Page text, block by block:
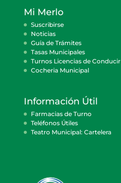
Mi Merlo
Suscribirse
Noticias
Guía de Trámites
Tasas Municipales
Turnos Licencias de Conducir
Cocheria Municipal
Información Útil
Farmacias de Turno
Teléfonos Útiles
Teatro Municipal: Cartelera